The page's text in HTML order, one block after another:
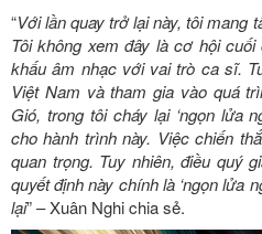
“Với lần quay trở lại này, tôi mang
Tôi không xem đây là cơ hội
khấu âm nhạc với vai trò ca sĩ.
Việt Nam và tham gia vào quá
Gió, trong tôi cháy lại ‘ngọn lửa
cho hành trình này. Việc chiến
quan trọng. Tuy nhiên, điều quý
quyết định này chính là ‘ngọn lửa
lại” – Xuân Nghi chia sẻ.